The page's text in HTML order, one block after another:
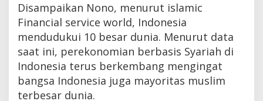
Disampaikan Nono, menurut islamic
Financial service world, Indonesia
mendudukui 10 besar dunia. Menurut data
saat ini, perekonomian berbasis Syariah di
Indonesia terus berkembang mengingat
bangsa Indonesia juga mayoritas muslim
terbesar dunia.